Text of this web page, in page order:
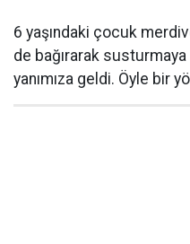
6 yaşındaki çocuk
de bağırarak
yanımıza geldi. Öyle bir